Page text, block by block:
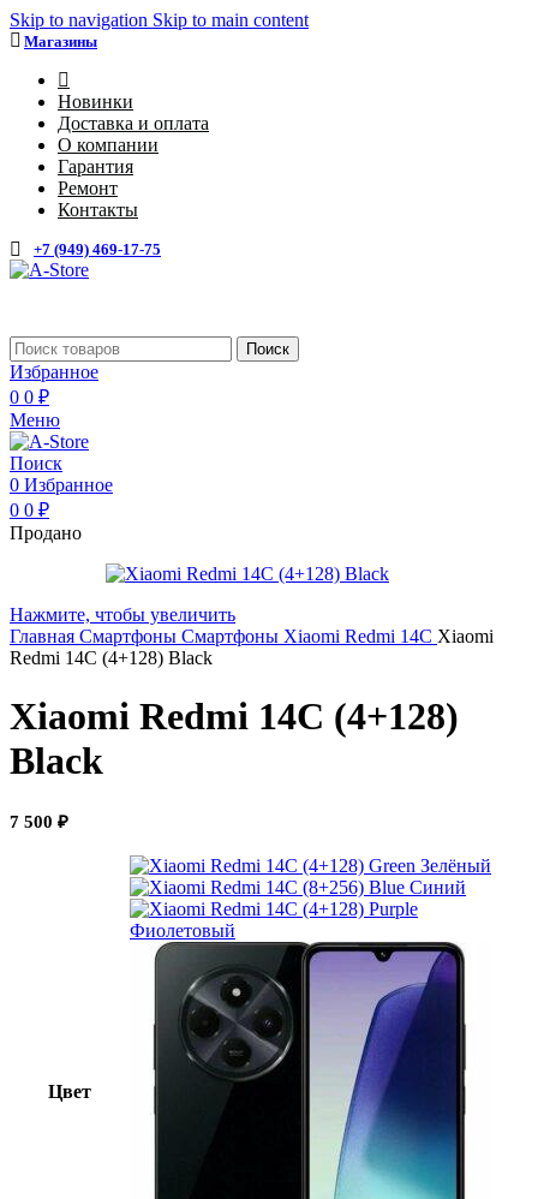
Skip to navigation Skip to main content
Магазины
Новинки
Доставка и оплата
О компании
Гарантия
Ремонт
Контакты
+7 (949) 469-17-75
Поиск
Избранное
0 0 ₽
Меню
Поиск
0 Избранное
0 0 ₽
Продано
Нажмите, чтобы увеличить
Главная Смартфоны Смартфоны Xiaomi Redmi 14C Xiaomi
Redmi 14C (4+128) Black
Xiaomi Redmi 14C (4+128)
Black
7 500 ₽
Цвет
Зелёный
Синий
Фиолетовый